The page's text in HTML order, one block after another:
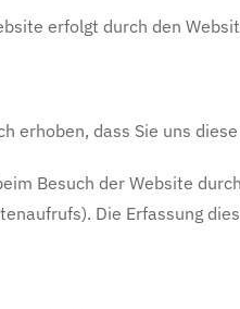
erfolgt durch den
erhoben, dass Sie uns
Besuch der Website
Die Erfassung